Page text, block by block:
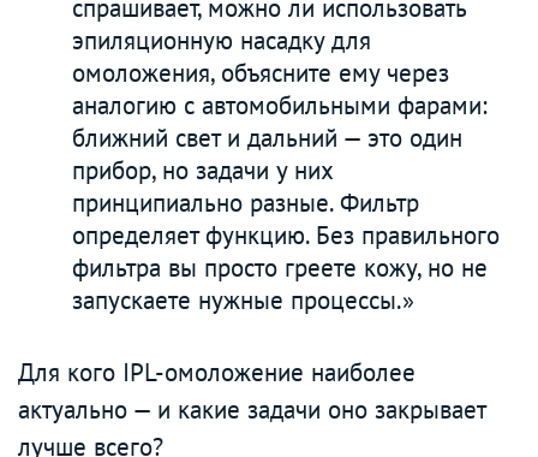
спрашивает, можно ли использовать
эпиляционную насадку для
омоложения, объясните ему через
аналогию с автомобильными фарами:
ближний свет и дальний — это один
прибор, но задачи у них
принципиально разные. Фильтр
определяет функцию. Без правильного
фильтра вы просто греете кожу, но не
запускаете нужные процессы.»
Для кого IPL-омоложение наиболее
актуально — и какие задачи оно закрывает
лучше всего?